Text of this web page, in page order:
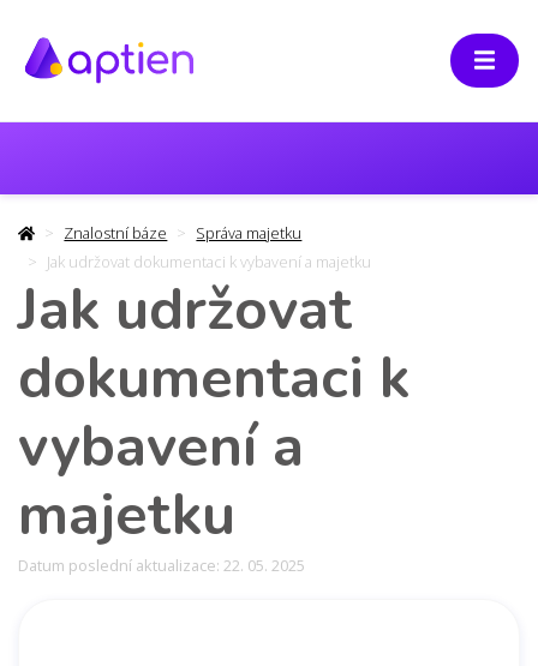
Znalostní báze
Správa majetku
Jak udržovat dokumentaci k vybavení a majetku
Jak udržovat
dokumentaci k
vybavení a
majetku
Datum poslední aktualizace: 22. 05. 2025